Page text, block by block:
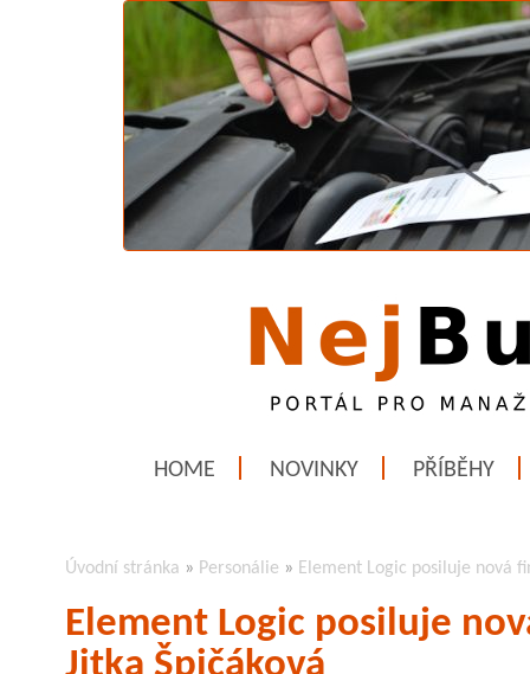
HOME NOVINKY PŘÍBĚHY
Úvodní stránka » Personálie » Element Logic posiluje nová
Element Logic posiluje
Jitka Špičáková